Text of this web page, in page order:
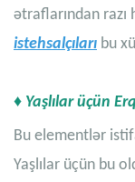
ətraflarından
istehsalçıları bu
♦ Yaşlılar üçün
Bu elementlər
Yaşlılar üçün bu